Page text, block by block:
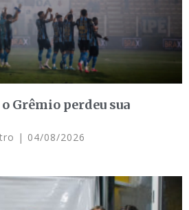
Grêmio perdeu sua
04/08/2026